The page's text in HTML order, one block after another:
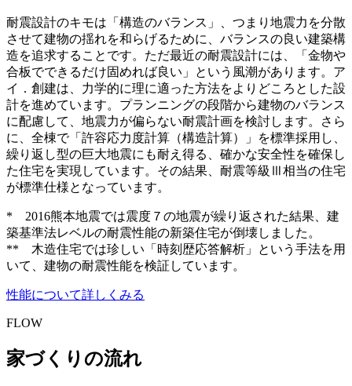
耐震設計のキモは「構造のバランス」、つまり地震力を分散
させて建物の揺れを和らげるために、バランスの良い建築構
造を追求することです。ただ最近の耐震設計には、「金物や
合板でできるだけ固めれば良い」という風潮があります。ア
イ．創建は、力学的に理に適った方法をよりどころとした設
計を進めています。プランニングの段階から建物のバランス
に配慮して、地震力が偏らない耐震計画を検討します。さら
に、全棟で「許容応力度計算（構造計算）」を標準採用し、
繰り返し型の巨大地震にも耐え得る、確かな安全性を確保し
た住宅を実現しています。その結果、耐震等級Ⅲ相当の住宅
が標準仕様となっています。
* 2016熊本地震では震度７の地震が繰り返された結果、建
築基準法レベルの耐震性能の新築住宅が倒壊しました。
** 木造住宅では珍しい「時刻歴応答解析」という手法を用
いて、建物の耐震性能を検証しています。
性能について詳しくみる
FLOW
家づくりの流れ